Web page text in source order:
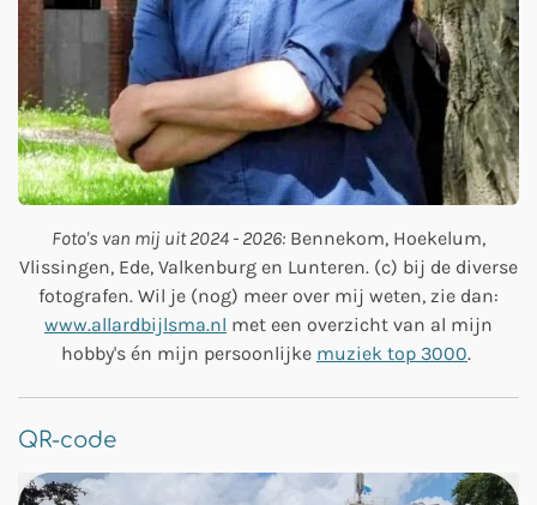
Foto's van mij uit 2024 - 2026: Bennekom, Hoekelum,
Vlissingen, Ede, Valkenburg en Lunteren. (c) bij de diverse
fotografen. Wil je (nog) meer over mij weten, zie dan:
www.allardbijlsma.nl met een overzicht van al mijn
hobby's én mijn persoonlijke muziek top 3000.
QR-code